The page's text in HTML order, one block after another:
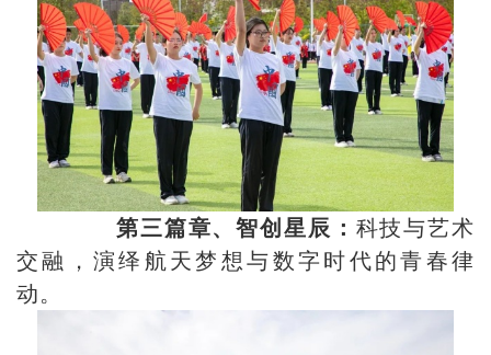
第三篇章、智创星辰： 科技与艺术
交融，演绎航天梦想与数字时代的青春律
动。